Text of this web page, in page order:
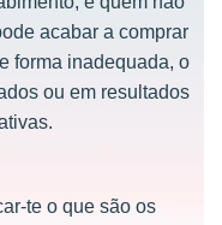
acabar a comprar
forma inadequada, o
ou em resultados
te o que são os